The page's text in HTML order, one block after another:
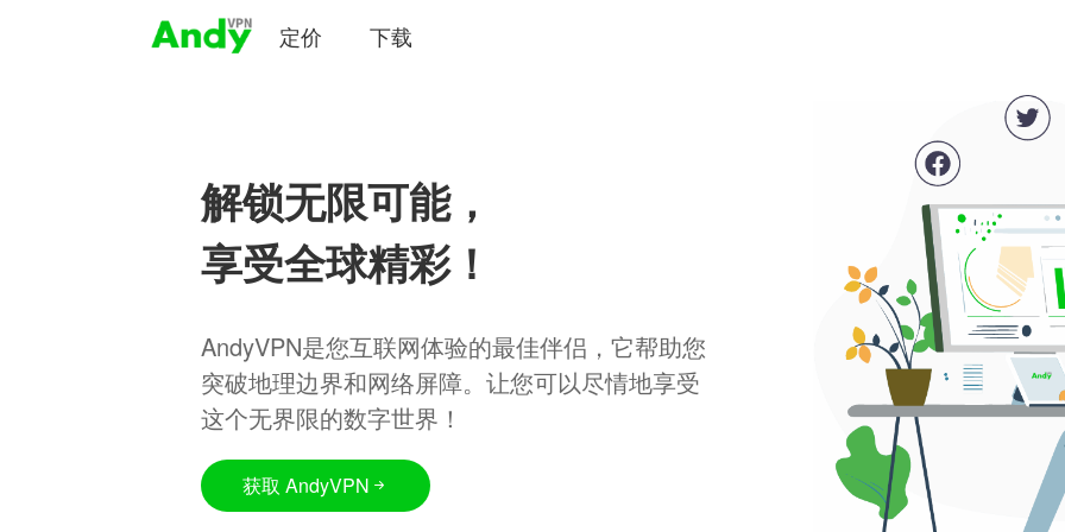
定价 下载
解锁无限可能，
享受全球精彩！
AndyVPN是您互联网体验的最佳伴侣，它帮助您
突破地理边界和网络屏障。让您可以尽情地享受
这个无界限的数字世界！
获取 AndyVPN